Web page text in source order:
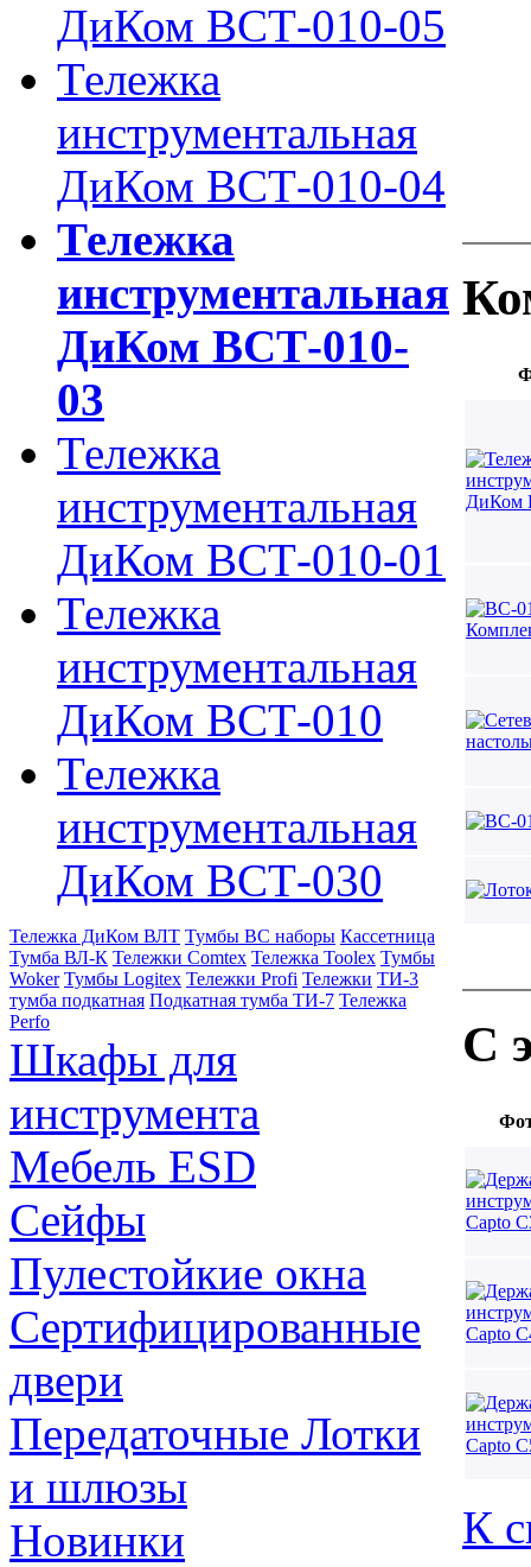
ДиКом ВСТ-010-05
Тележка
инструментальная
ДиКом ВСТ-010-04
Тележка
инструментальная
ДиКом ВСТ-010-
03
Тележка
инструментальная
ДиКом ВСТ-010-01
Тележка
инструментальная
ДиКом ВСТ-010
Тележка
инструментальная
ДиКом ВСТ-030
Тележка ДиКом ВЛТ Тумбы ВС наборы Кассетница
Тумба ВЛ-К Тележки Comtex Тележка Toolex Тумбы
Woker Тумбы Logitex Тележки Profi Тележки ТИ-3
тумба подкатная Подкатная тумба ТИ-7 Тележка
Perfo
Шкафы для
инструмента
Мебель ESD
Сейфы
Пулестойкие окна
Сертифицированные
двери
Передаточные Лотки
и шлюзы
Новинки
С
К